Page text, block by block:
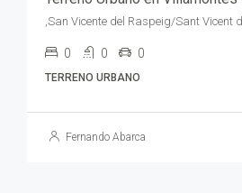
0 0 0
TERRENO URBANO
Fernando Abarca